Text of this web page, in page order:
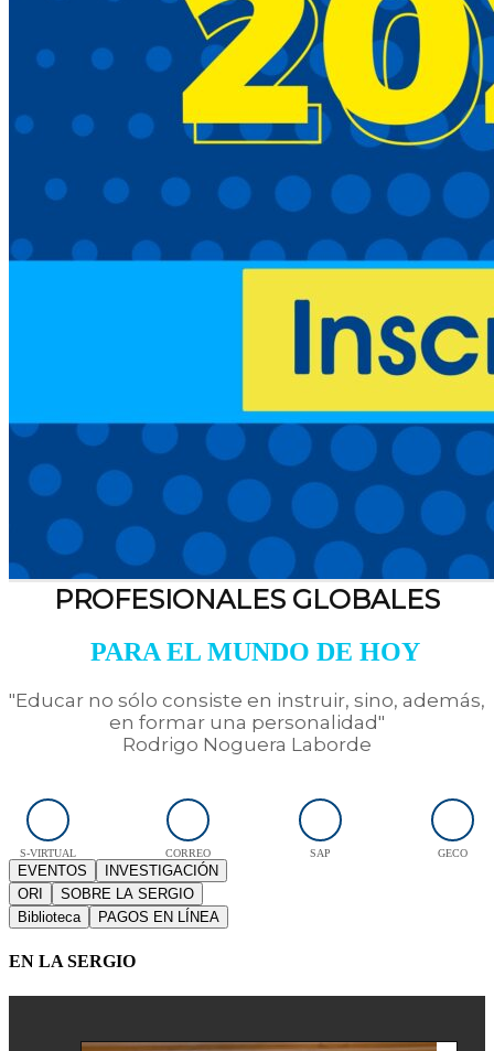
PROFESIONALES GLOBALES
PARA EL MUNDO DE HOY
"Educar no sólo consiste en instruir, sino, además,
en formar una personalidad"
Rodrigo Noguera Laborde
S-VIRTUAL CORREO SAP GECO
EVENTOS
INVESTIGACIÓN
ORI
SOBRE LA SERGIO
Biblioteca
PAGOS EN LÍNEA
EN LA SERGIO